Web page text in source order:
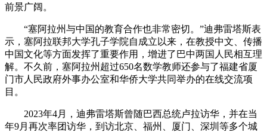
前景广阔。
“塞阿拉州与中国的教育合作也非常密切。”迪弗雷塔斯表
示，塞阿拉联邦大学孔子学院自成立以来，在教授中文、传播
中国文化等方面发挥了重要作用，增进了巴中两国人民相互理
解。不久前，塞阿拉州超过650名数学教师还参与了福建省厦
门市人民政府外事办公室和华侨大学共同举办的在线交流项
目。
2023年4月，迪弗雷塔斯曾随巴西总统卢拉访华，并在当
年9月再次率团访华，到访北京、福州、厦门、深圳等多个城